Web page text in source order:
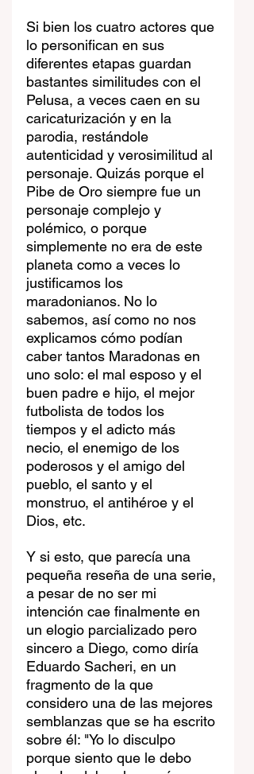
Si bien los cuatro actores que
lo personifican en sus
diferentes etapas guardan
bastantes similitudes con el
Pelusa, a veces caen en su
caricaturización y en la
parodia, restándole
autenticidad y verosimilitud al
personaje. Quizás porque el
Pibe de Oro siempre fue un
personaje complejo y
polémico, o porque
simplemente no era de este
planeta como a veces lo
justificamos los
maradonianos. No lo
sabemos, así como no nos
explicamos cómo podían
caber tantos Maradonas en
uno solo: el mal esposo y el
buen padre e hijo, el mejor
futbolista de todos los
tiempos y el adicto más
necio, el enemigo de los
poderosos y el amigo del
pueblo, el santo y el
monstruo, el antihéroe y el
Dios, etc.
Y si esto, que parecía una
pequeña reseña de una serie,
a pesar de no ser mi
intención cae finalmente en
un elogio parcializado pero
sincero a Diego, como diría
Eduardo Sacheri, en un
fragmento de la que
considero una de las mejores
semblanzas que se ha escrito
sobre él: "Yo lo disculpo
porque siento que le debo